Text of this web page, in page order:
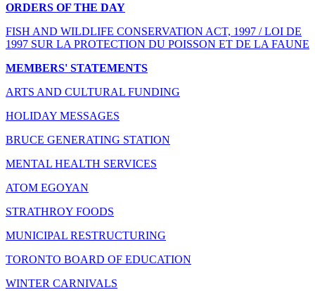
ORDERS OF THE DAY
FISH AND WILDLIFE CONSERVATION ACT, 1997 / LOI DE
1997 SUR LA PROTECTION DU POISSON ET DE LA FAUNE
MEMBERS' STATEMENTS
ARTS AND CULTURAL FUNDING
HOLIDAY MESSAGES
BRUCE GENERATING STATION
MENTAL HEALTH SERVICES
ATOM EGOYAN
STRATHROY FOODS
MUNICIPAL RESTRUCTURING
TORONTO BOARD OF EDUCATION
WINTER CARNIVALS